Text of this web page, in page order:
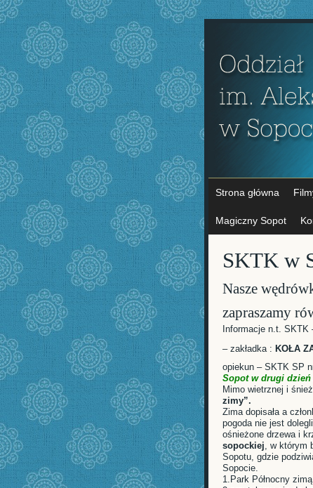
Strona główna
Magiczny Sopot
SKTK w
Nasze
zapraszamy
Informacje n.t.
– zakładka : KOŁA
opiekun – SKTK SP
Sopot w drugi dzień
Mimo wietrznej i
zimy”.
Zima dopisała a
pogoda nie jest
ośnieżone drzewa i
sopockiej , w którym
Sopotu, gdzie
Sopocie.
1.Park Północny zimą